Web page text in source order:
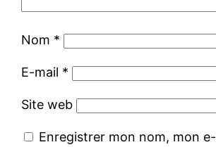
Nom *
E-mail *
Site web
Enregistrer mon nom, mon